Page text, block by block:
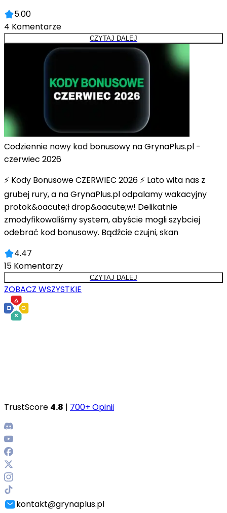
5.00
4 Komentarze
CZYTAJ DALEJ
Codziennie nowy kod bonusowy na GrynaPlus.pl -
czerwiec 2026
⚡ Kody Bonusowe CZERWIEC 2026 ⚡ Lato wita nas z
grubej rury, a na GrynaPlus.pl odpalamy wakacyjny
protok&oacute;ł drop&oacute;w! Delikatnie
zmodyfikowaliśmy system, abyście mogli szybciej
odebrać kod bonusowy. Bądźcie czujni, skan
4.47
15 Komentarzy
CZYTAJ DALEJ
ZOBACZ WSZYSTKIE
TrustScore 4.8 | 700+ Opinii
kontakt@grynaplus.pl